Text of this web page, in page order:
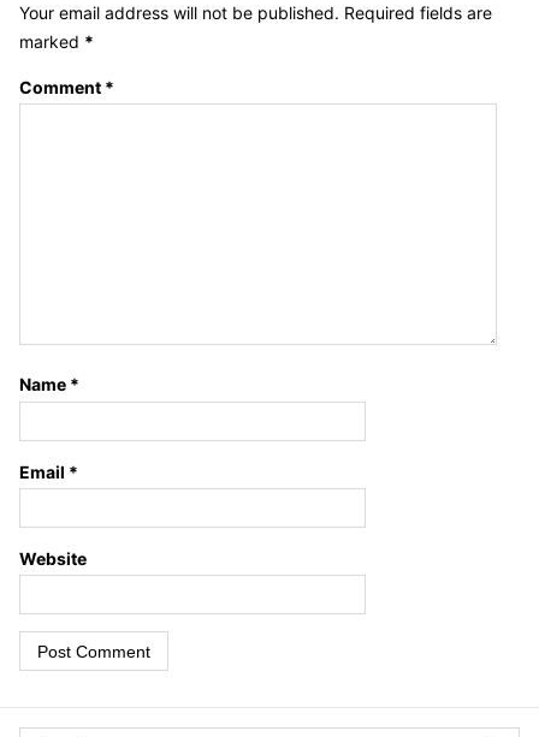
Your email address will not be published. Required fields are
marked *
Comment *
Name *
Email *
Website